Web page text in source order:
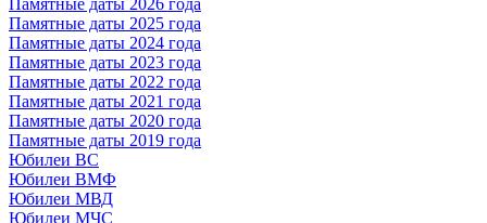
Памятные даты 2026 года
Памятные даты 2025 года
Памятные даты 2024 года
Памятные даты 2023 года
Памятные даты 2022 года
Памятные даты 2021 года
Памятные даты 2020 года
Памятные даты 2019 года
Юбилеи ВС
Юбилеи ВМФ
Юбилеи МВД
Юбилеи МЧС